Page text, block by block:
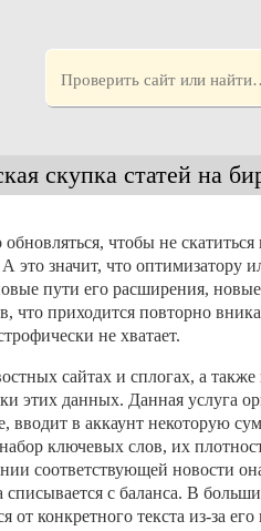
скупка статей на
чтобы не
это значит, что оптимизатору
пути его расширения,
что приходится повторно
не хватает.
сайтах и сплогах, а
этих данных. Данная услуга
вводит в аккаунт некоторую
ключевых слов, их
соответствующей новости
списывается с баланса. В
от конкретного текста из-за